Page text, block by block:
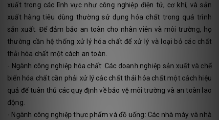
xuất trong các lĩnh vực như công nghiệp điện tử, cơ khí, và sản
xuất hàng tiêu dùng thường sử dụng hóa chất trong quá trình
sản xuất. Để đảm bảo an toàn cho nhân viên và môi trường, họ
thường cần hệ thống xử lý hóa chất để xử lý và loại bỏ các chất
thải hóa chất một cách an toàn.
- Ngành công nghiệp hóa chất: Các doanh nghiệp sản xuất và chế
biến hóa chất cần phải xử lý các chất thải hóa chất một cách hiệu
quả để tuân thủ các quy định về bảo vệ môi trường và an toàn lao
động.
- Ngành công nghiệp thực phẩm và đồ uống: Các nhà máy và nhà